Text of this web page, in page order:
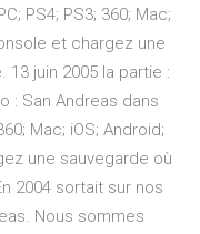
PS4; PS3; 360; Mac;
et chargez une
juin 2005 la partie :
: San Andreas dans
Mac; iOS; Android;
une sauvegarde où
2004 sortait sur nos
Nous sommes